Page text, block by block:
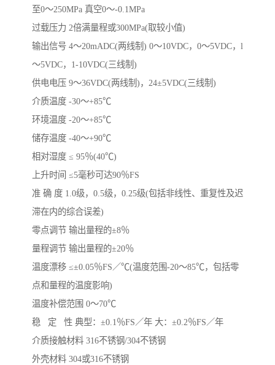
至0～250MPa 真空0～-0.1MPa
过载压力 2倍满量程或300MPa(取较小值)
输出信号 4～20mADC(两线制) 0～10VDC，0～5VDC，l
～5VDC，1-10VDC(三线制)
供电电压 9～36VDC(两线制)，24±5VDC(三线制)
介质温度 -30～+85℃
环境温度 -20～+85℃
储存温度 -40～+90℃
相对湿度 ≤ 95％(40℃)
上升时间 ≤5毫秒可达90％FS
准 确 度 1.0级，0.5级，0.25级(包括非线性、重复性及迟
滞在内的综合误差)
零点调节 输出量程的±8％
量程调节 输出量程的±20％
温度漂移 ≤±0.05％FS／℃(温度范围-20～85℃，包括零
点和量程的温度影响)
温度补偿范围 0～70℃
稳 定 性 典型：±0.1％FS／年 大：±0.2％FS／年
介质接触材料 316不锈钢/304不锈钢
外壳材料 304或316不锈钢